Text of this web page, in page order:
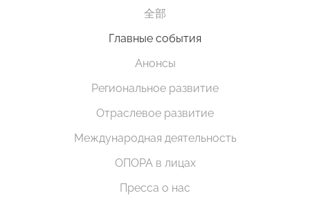
全部
Главные события
Анонсы
Региональное развитие
Отраслевое развитие
Международная деятельность
ОПОРА в лицах
Пресса о нас